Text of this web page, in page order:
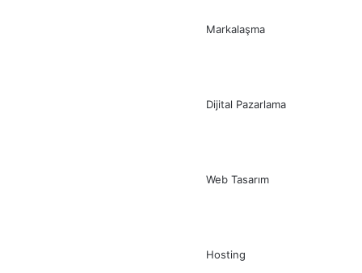
Markalaşma
Dijital Pazarlama
Web Tasarım
Hosting